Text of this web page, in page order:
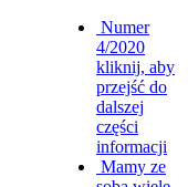
Numer
4/2020
kliknij, aby
przejść do
dalszej
części
informacji
Mamy ze